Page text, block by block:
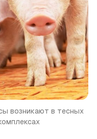
возникают в тесных